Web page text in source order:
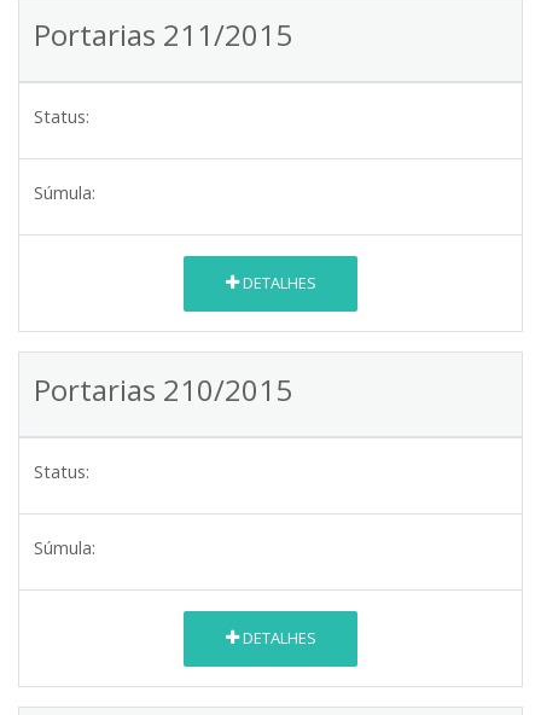
Portarias 211/2015
Status:
Súmula:
DETALHES
Portarias 210/2015
Status:
Súmula:
DETALHES